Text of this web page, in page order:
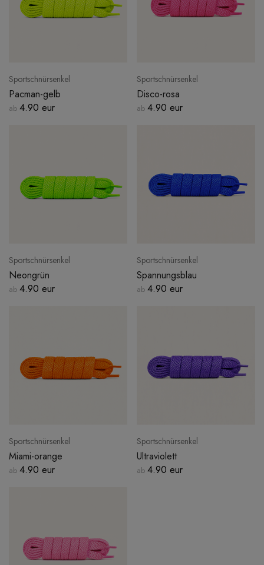
Sportschnürsenkel
Pacman-gelb
ab 4.90 eur
Sportschnürsenkel
Disco-rosa
ab 4.90 eur
Sportschnürsenkel
Neongrün
ab 4.90 eur
Sportschnürsenkel
Spannungsblau
ab 4.90 eur
Sportschnürsenkel
Miami-orange
ab 4.90 eur
Sportschnürsenkel
Ultraviolett
ab 4.90 eur